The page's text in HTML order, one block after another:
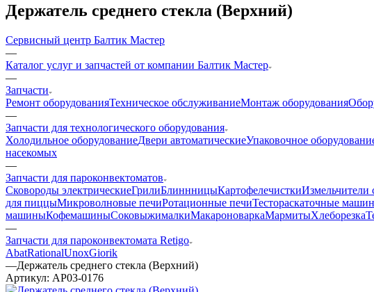
Держатель среднего стекла (Верхний)
Сервисный центр Балтик Мастер
—
Каталог услуг и запчастей от компании Балтик Мастер
—
Запчасти
Ремонт оборудованияТехническое обслуживаниеМонтаж оборудования
—
Запчасти для технологического оборудования
Холодильное оборудованиеДвери автоматическиеУпаковочное
насекомых
—
Запчасти для пароконвектоматов
Cковороды электрическиеГрилиБлиннницыКартофелечисткиИзмельчители
для пиццыМикроволновые печиРотационные печиТестораскаточные
машиныКофемашиныСоковыжималкиМакароноваркаМармитыХлеборезка
—
Запчасти для пароконвектомата Retigo
AbatRationalUnoxGiorik
—Держатель среднего стекла (Верхний)
Артикул: AP03-0176